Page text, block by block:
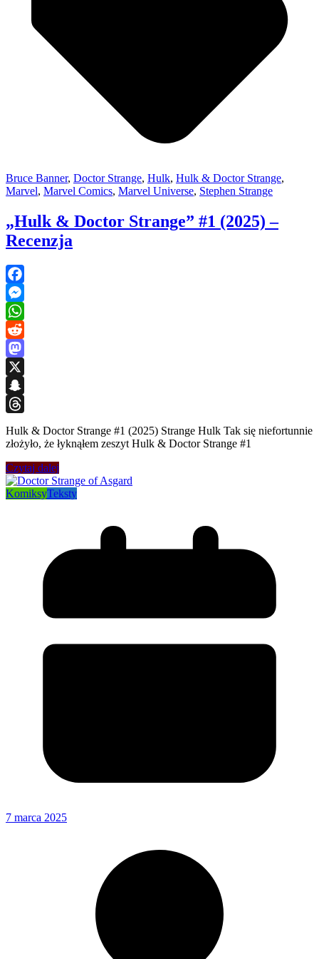
Bruce Banner, Doctor Strange, Hulk, Hulk & Doctor Strange,
Marvel, Marvel Comics, Marvel Universe, Stephen Strange
„Hulk & Doctor Strange” #1 (2025) –
Recenzja
Facebook
Messenger
WhatsApp
Reddit
Mastodon
X
Snapchat
Hulk & Doctor Strange #1 (2025) Strange Hulk Tak się niefortunnie
złożyło, że łyknąłem zeszyt Hulk & Doctor Strange #1
Czytaj dalej
KomiksyTeksty
7 marca 2025